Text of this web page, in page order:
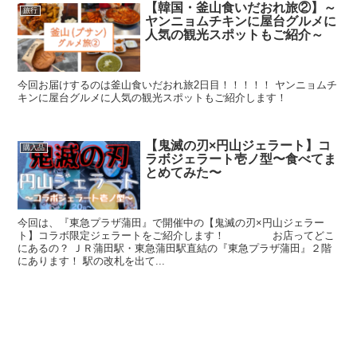
旅行
【韓国・釜山食いだおれ旅②】～
ヤンニョムチキンに屋台グルメに
人気の観光スポットもご紹介～
今回お届けするのは釜山食いだおれ旅2日目！！！！！ ヤンニョムチ
キンに屋台グルメに人気の観光スポットもご紹介します！
購入品
【鬼滅の刃×円山ジェラート】コ
ラボジェラート壱ノ型〜食べてま
とめてみた〜
今回は、『東急プラザ蒲田』で開催中の【鬼滅の刃×円山ジェラー
ト】コラボ限定ジェラートをご紹介します！ お店ってどこ
にあるの？ ＪＲ蒲田駅・東急蒲田駅直結の『東急プラザ蒲田』２階
にあります！ 駅の改札を出て...